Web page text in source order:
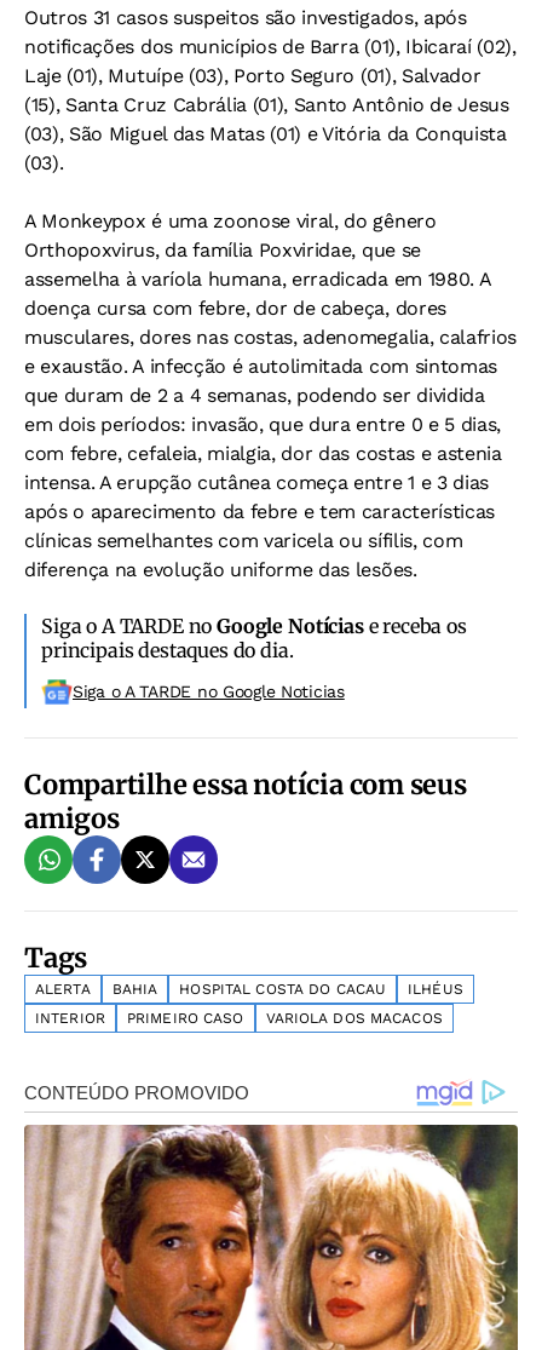
Outros 31 casos suspeitos são investigados, após
notificações dos municípios de Barra (01), Ibicaraí (02),
Laje (01), Mutuípe (03), Porto Seguro (01), Salvador
(15), Santa Cruz Cabrália (01), Santo Antônio de Jesus
(03), São Miguel das Matas (01) e Vitória da Conquista
(03).
A Monkeypox é uma zoonose viral, do gênero
Orthopoxvirus, da família Poxviridae, que se
assemelha à varíola humana, erradicada em 1980. A
doença cursa com febre, dor de cabeça, dores
musculares, dores nas costas, adenomegalia, calafrios
e exaustão. A infecção é autolimitada com sintomas
que duram de 2 a 4 semanas, podendo ser dividida
em dois períodos: invasão, que dura entre 0 e 5 dias,
com febre, cefaleia, mialgia, dor das costas e astenia
intensa. A erupção cutânea começa entre 1 e 3 dias
após o aparecimento da febre e tem características
clínicas semelhantes com varicela ou sífilis, com
diferença na evolução uniforme das lesões.
Siga o A TARDE noGoogle Notíciase receba os
principais destaques do dia.
Siga o A TARDE no Google Noticias
Compartilhe essa notícia com seus
amigos
Tags
ALERTA BAHIA HOSPITAL COSTA DO CACAU
ILHÉUS
INTERIOR
PRIMEIRO CASO VARIOLA DOS MACACOS